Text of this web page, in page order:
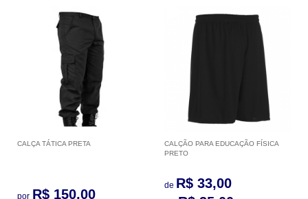
CALÇA TÁTICA PRETA
por R$ 150,00
CALÇÃO PARA EDUCAÇÃO FÍSICA
PRETO
de R$ 33,00